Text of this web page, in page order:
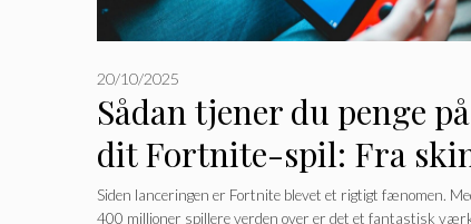
Sådan tjener du penge på
dit Fortnite-spil: Fra
til indholdsoprettelse
20/10/2025
Siden lanceringen er Fortnite blevet et rigtigt fænomen.
400 millioner spillere verden over er det et fantastisk